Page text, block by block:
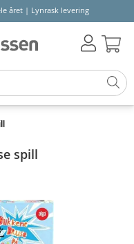
året | Lynrask levering
spill